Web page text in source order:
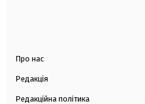
Про нас
Редакція
Редакційна політика